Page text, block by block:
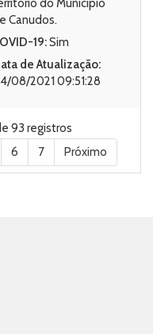
Canudos.
19:Sim
de Atualização:
08/2021 09:51:28
93 registros
6 7 Próximo